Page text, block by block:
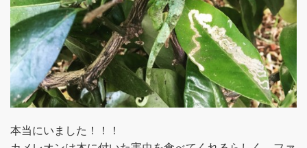
本当にいました！！！